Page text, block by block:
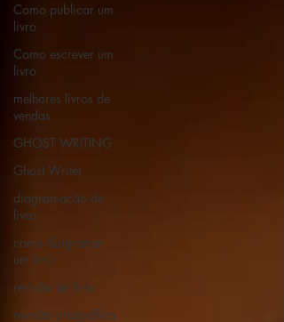
Como publicar um
livro
Como escrever um
livro
melhores livros de
vendas
GHOST WRITING
Ghost Writer
diagramação de
livro
como diagramar
um livro
revisão de livro
revisão ortográfica